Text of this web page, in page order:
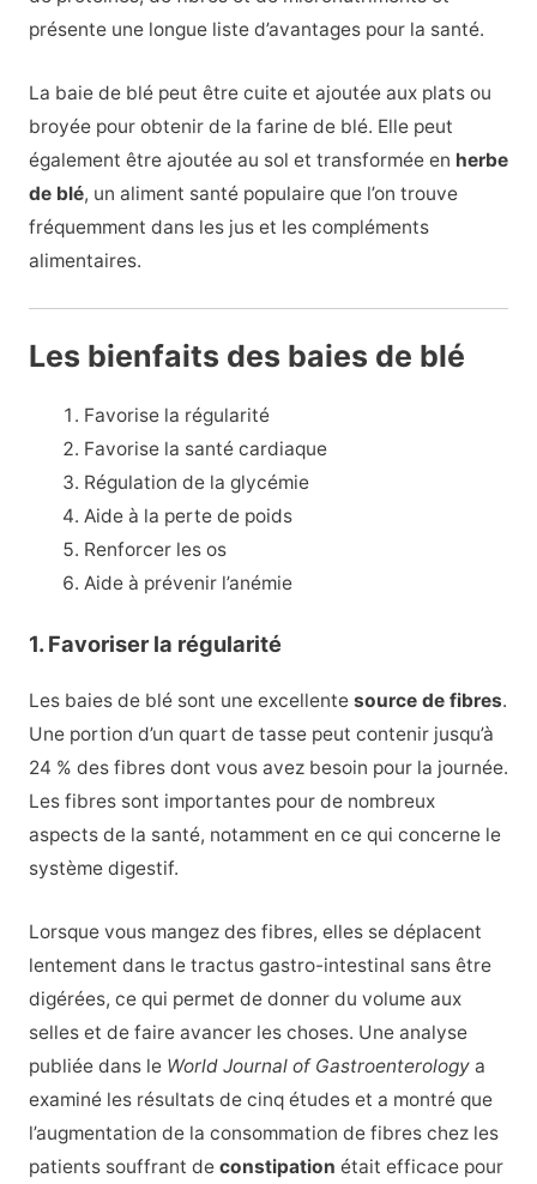
présente une longue liste d’avantages pour la santé.
La baie de blé peut être cuite et ajoutée aux plats ou
broyée pour obtenir de la farine de blé. Elle peut
également être ajoutée au sol et transformée en herbe
de blé, un aliment santé populaire que l’on trouve
fréquemment dans les jus et les compléments
alimentaires.
Les bienfaits des baies de blé
Favorise la régularité
Favorise la santé cardiaque
Régulation de la glycémie
Aide à la perte de poids
Renforcer les os
Aide à prévenir l’anémie
1. Favoriser la régularité
Les baies de blé sont une excellente source de fibres.
Une portion d’un quart de tasse peut contenir jusqu’à
24 % des fibres dont vous avez besoin pour la journée.
Les fibres sont importantes pour de nombreux
aspects de la santé, notamment en ce qui concerne le
système digestif.
Lorsque vous mangez des fibres, elles se déplacent
lentement dans le tractus gastro-intestinal sans être
digérées, ce qui permet de donner du volume aux
selles et de faire avancer les choses. Une analyse
publiée dans le World Journal of Gastroenterologya
examiné les résultats de cinq études et a montré que
l’augmentation de la consommation de fibres chez les
patients souffrant de constipation était efficace pour